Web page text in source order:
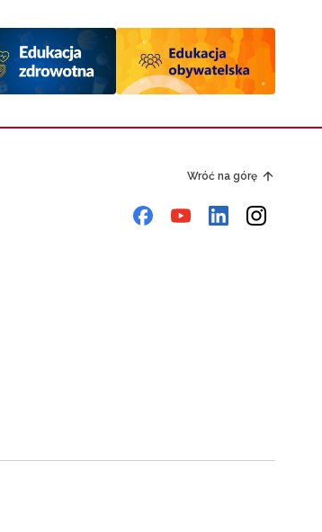
Wróć na górę